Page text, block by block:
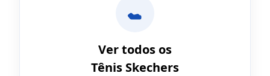
Ver todos os
Tênis Skechers